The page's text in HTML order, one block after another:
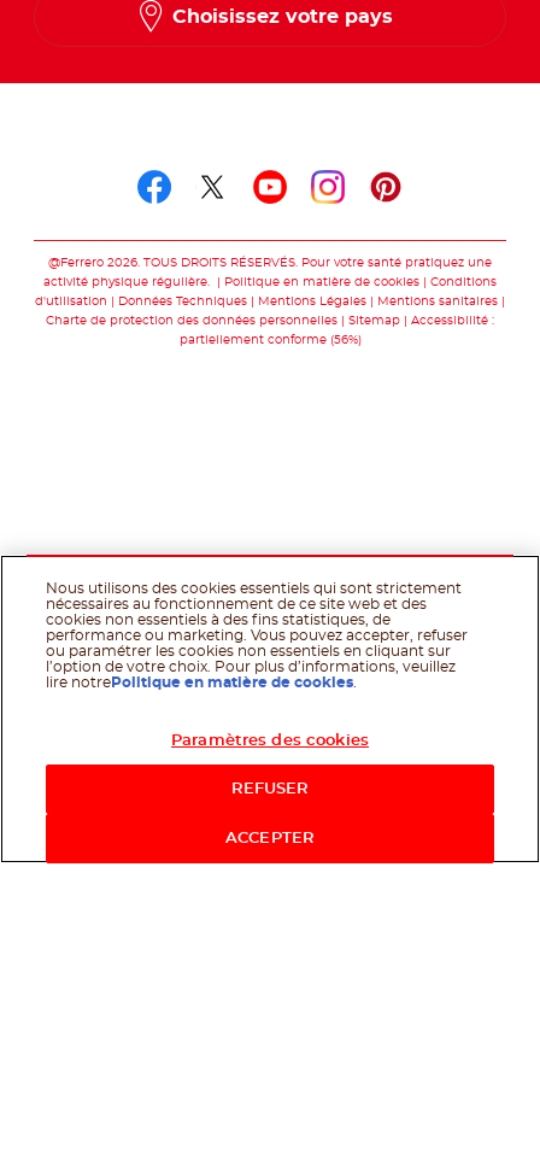
Choisissez votre pays
@Ferrero 2026. TOUS DROITS RÉSERVÉS. Pour votre santé pratiquez une
activité physique régulière.
Politique en matière de cookies
Conditions
d'utilisation
Données Techniques Mentions Légales
Mentions sanitaires
Charte de protection des données personnelles
Sitemap
Accessibilité :
partiellement conforme (56%)
Nous utilisons des cookies essentiels qui sont strictement
nécessaires au fonctionnement de ce site web et des
cookies non essentiels à des fins statistiques, de
performance ou marketing. Vous pouvez accepter, refuser
ou paramétrer les cookies non essentiels en cliquant sur
l’option de votre choix. Pour plus d’informations, veuillez
lire notre Politique en matière de cookies
Paramètres des cookies
REFUSER
ACCEPTER